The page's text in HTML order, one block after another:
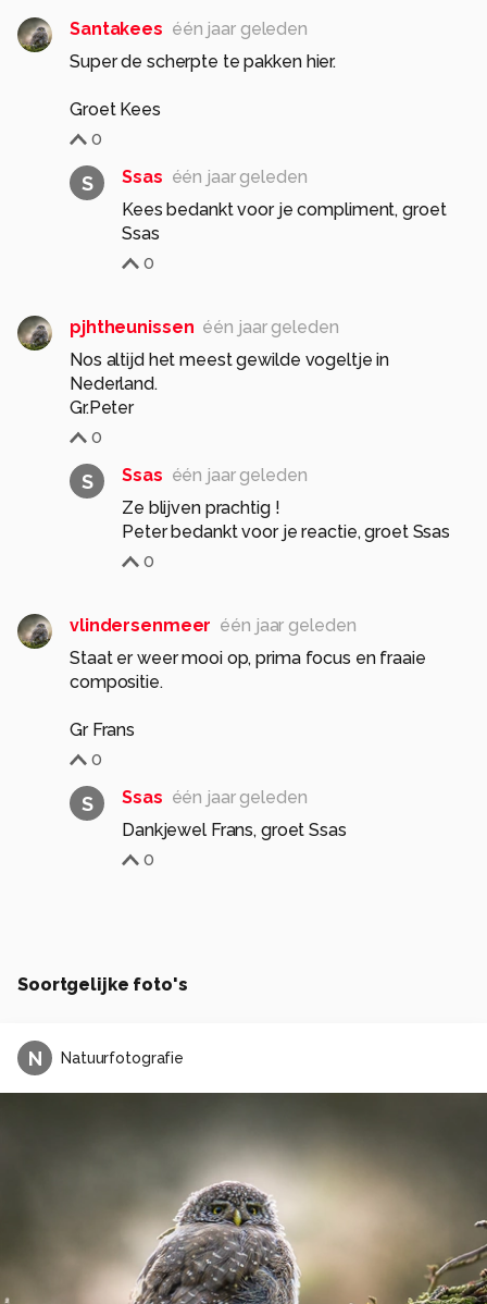
Santakees één jaar geleden
Super de scherpte te pakken hier.
Groet Kees
0
S Ssas één jaar geleden
Kees bedankt voor je compliment, groet
Ssas
0
pjhtheunissen één jaar geleden
Nos altijd het meest gewilde vogeltje in
Nederland.
Gr.Peter
0
S Ssas één jaar geleden
Ze blijven prachtig !
Peter bedankt voor je reactie, groet Ssas
0
vlindersenmeer één jaar geleden
Staat er weer mooi op, prima focus en fraaie
compositie.
Gr Frans
0
S Ssas één jaar geleden
Dankjewel Frans, groet Ssas
0
Soortgelijke foto's
N Natuurfotografie